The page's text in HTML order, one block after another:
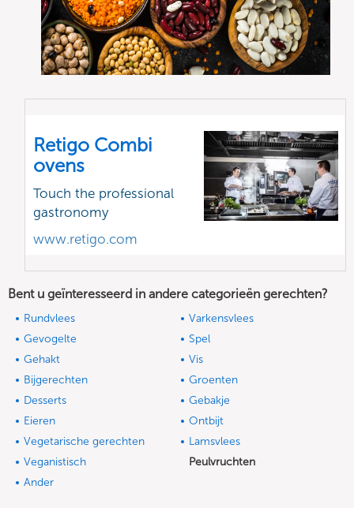
Retigo Combi
ovens
Touch the professional
gastronomy
www.retigo.com
Bent u geïnteresseerd in andere categorieën gerechten?
Rundvlees
Varkensvlees
Gevogelte
Spel
Gehakt
Vis
Bijgerechten
Groenten
Desserts
Gebakje
Eieren
Ontbijt
Vegetarische gerechten
Lamsvlees
Veganistisch
Peulvruchten
Ander